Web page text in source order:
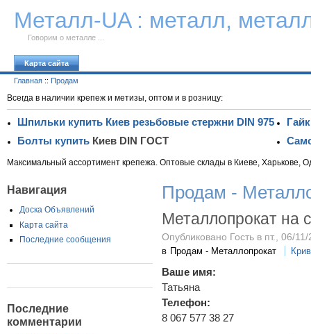
Металл-UA : металл,
Говорим о металле ...
Карта сайта
Главная :: Продам
Всегда в наличии крепеж и метизы, оптом и в розницу:
Шпильки купить Киев резьбовые стержни DIN 975
Болты купитьКиев DIN ГОСТ
Максимальный ассортимент крепежа. Оптовые склады в Киеве, Харькове,
Навигация
Доска Объявлений
Карта сайта
Последние сообщения
Последние
комментарии
Продам -
Металлопрокат на
Опубликовано Гость в пт., 06/
в Продам - Металлопрокат
Ваше имя:
Татьяна
Телефон:
8 067 577 38 27